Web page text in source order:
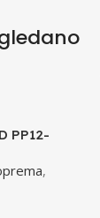
PP12-
,